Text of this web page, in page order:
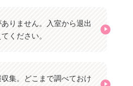
りません。入室から退出
ください。
集。どこまで調べておけ